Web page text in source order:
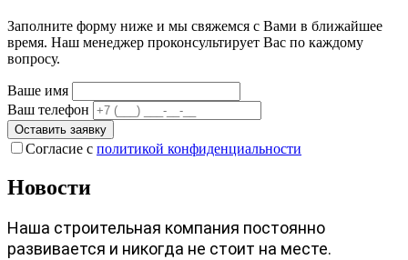
Заполните форму ниже и мы свяжемся с Вами в ближайшее
время. Наш менеджер проконсультирует Вас по каждому
вопросу.
Ваше имя
Ваш телефон
Оставить заявку
Согласие с политикой конфиденциальности
Новости
Наша строительная компания постоянно
развивается и никогда не стоит на месте.